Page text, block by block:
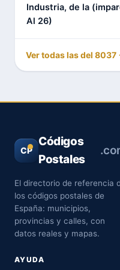
Industria, de la
Al 26)
Ver todas las del 8037
CP
Códigos
Postales
El directorio de referencia
los códigos postales de
España: municipios,
provincias y calles, con
datos reales y mapas.
AYUDA